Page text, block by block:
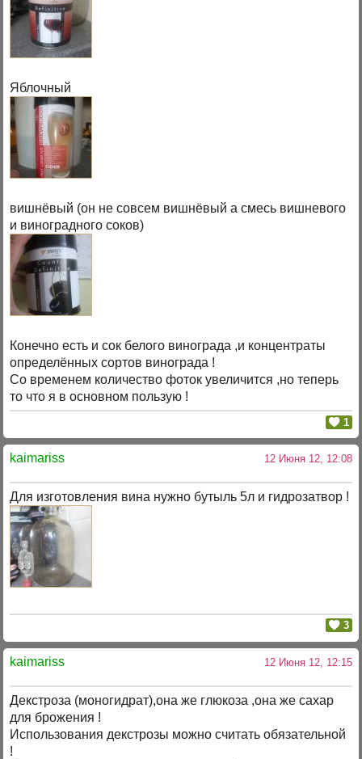
Яблочный
вишнёвый (он не совсем вишнёвый а смесь вишневого
и виноградного соков)
Конечно есть и сок белого винограда ,и концентраты
определённых сортов винограда !
Со временем количество фоток увеличится ,но теперь
то что я в основном пользую !
1
kaimariss 12 Июня 12, 12:08
Для изготовления вина нужно бутыль 5л и гидрозатвор !
3
kaimariss 12 Июня 12, 12:15
Декстроза (моногидрат),она же глюкоза ,она же сахар
для брожения !
Использования декстрозы можно считать обязательной
!